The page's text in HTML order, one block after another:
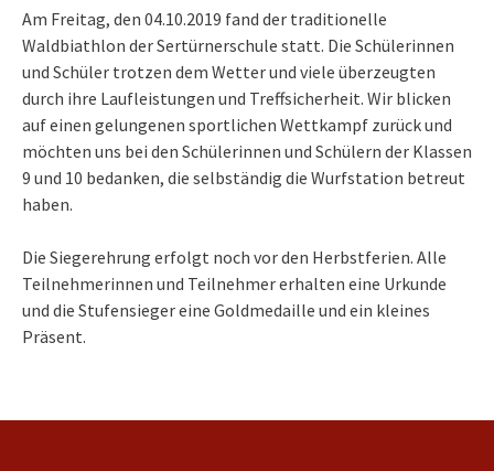
Am Freitag, den 04.10.2019 fand der traditionelle
Waldbiathlon der Sertürnerschule statt. Die Schülerinnen
und Schüler trotzen dem Wetter und viele überzeugten
durch ihre Laufleistungen und Treffsicherheit. Wir blicken
auf einen gelungenen sportlichen Wettkampf zurück und
möchten uns bei den Schülerinnen und Schülern der Klassen
9 und 10 bedanken, die selbständig die Wurfstation betreut
haben.
Die Siegerehrung erfolgt noch vor den Herbstferien. Alle
Teilnehmerinnen und Teilnehmer erhalten eine Urkunde
und die Stufensieger eine Goldmedaille und ein kleines
Präsent.